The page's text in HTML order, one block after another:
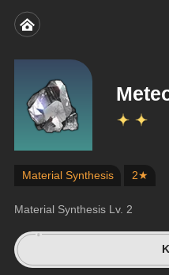
Material Synthesis 2★
Material Synthesis Lv. 2